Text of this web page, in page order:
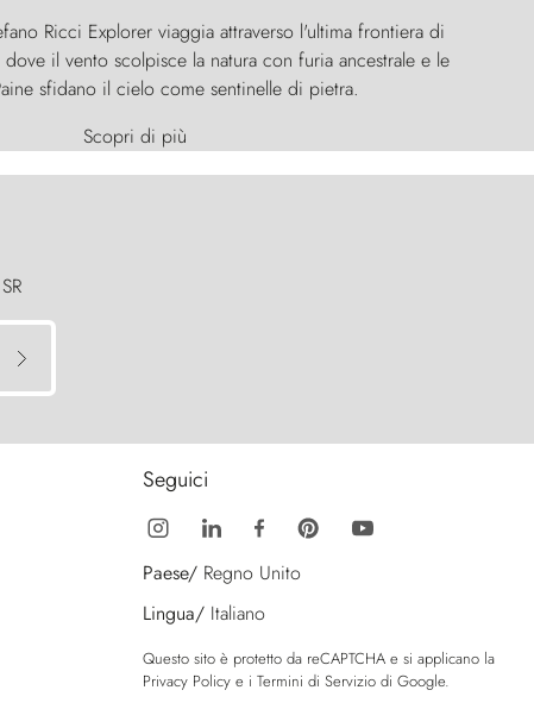
Ricci Explorer viaggia attraverso l'ultima frontiera di
il vento scolpisce la natura con furia ancestrale e le
sfidano il cielo come sentinelle di pietra.
Scopri di più
Seguici
Paese/ Regno Unito
Lingua/ Italiano
Questo sito è protetto da reCAPTCHA e si applicano la
Privacy Policy e i Termini di Servizio di Google.